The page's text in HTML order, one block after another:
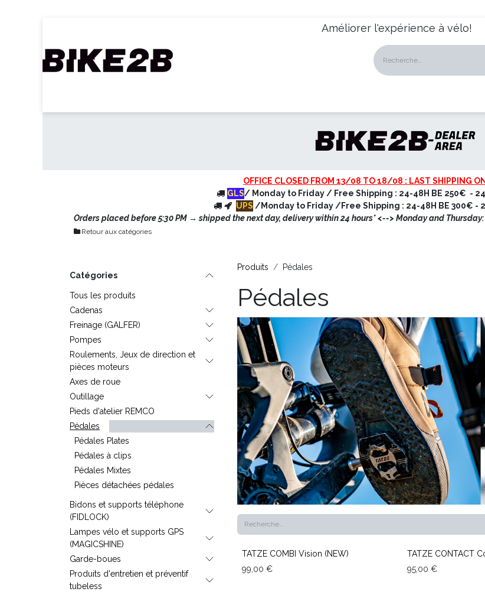
Améliorer l'expérience à vélo!
OFFICE CLOSED FROM 13/08 TO 18/08 : LAST SHIPPING
GLS/ Monday to Friday / Free Shipping : 24-48H BE 250€ -
UPS /Monday to Friday /Free Shipping : 24-48H BE 300€ -
Orders placed before 5:30 PM → shipped the next day, delivery within 24 hours* <--> Monday and
Retour aux catégories
Catégories
Tous les produits
Cadenas
Freinage (GALFER)
Pompes
Roulements, Jeux de direction et
pièces moteurs
Axes de roue
Outillage
Pieds d'atelier REMCO
Pédales
Pédales Plates
Pédales à clips
Pédales Mixtes
Pièces détachées pédales
Bidons et supports téléphone
(FIDLOCK)
Lampes vélo et supports GPS
(MAGICSHINE)
Garde-boues
Produits d'entretien et préventif
tubeless
Produits Pédales
Pédales
TATZE COMBI Vision (NEW)
99,00 € TOP SALES
TATZE CONTACT
95,00 €